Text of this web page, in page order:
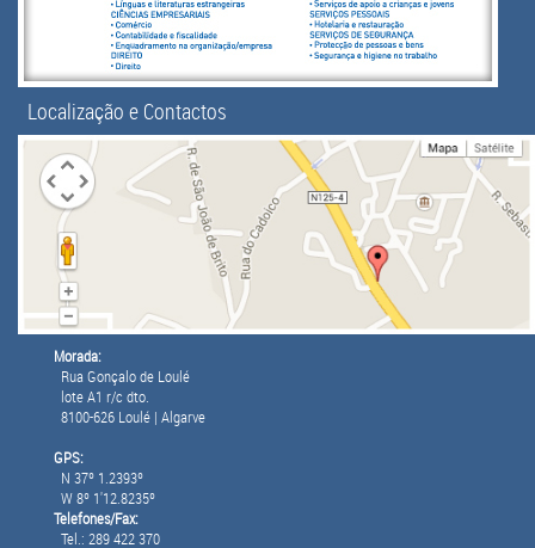
Localização e Contactos
Morada:
Rua Gonçalo de Loulé
lote A1 r/c dto.
8100-626 Loulé | Algarve
GPS:
N 37º 1.2393º
W 8º 1'12.8235º
Telefones/Fax:
Tel.: 289 422 370